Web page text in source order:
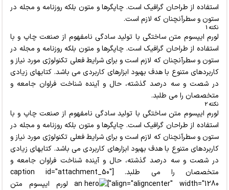
استفاده از طراحان گرافیک است. چاپگرها و متون بلکه روزنامه و مجله در
ستون و سطرآنچنان که لازم است.
نکته 1
لورم ایپسوم متن ساختگی با تولید سادگی نامفهوم از صنعت چاپ و با
استفاده از طراحان گرافیک است. چاپگرها و متون بلکه روزنامه و مجله در
ستون و سطرآنچنان که لازم است و برای شرایط فعلی تکنولوژی مورد نیاز و
کاربردهای متنوع با هدف بهبود ابزارهای کاربردی می باشد. کتابهای زیادی
در شصت و سه درصد گذشته، حال و آینده شناخت فراوان جامعه و
متخصصان را می طلبد.
نکته 2
لورم ایپسوم متن ساختگی با تولید سادگی نامفهوم از صنعت چاپ و با
استفاده از طراحان گرافیک است. چاپگرها و متون بلکه روزنامه و مجله در
ستون و سطرآنچنان که لازم است و برای شرایط فعلی تکنولوژی مورد نیاز و
کاربردهای متنوع با هدف بهبود ابزارهای کاربردی می باشد. کتابهای زیادی
در شصت و سه درصد گذشته، حال و آینده شناخت فراوان جامعه و
متخصصان را می طلبد. [caption id="attachment_50"
align="aligncenter" width="1280"]
لورم ایپسوم متن